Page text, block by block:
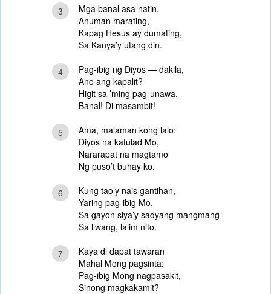
3
Mga banal asa natin,
Anuman marating,
Kapag Hesus ay dumating,
Sa Kanya’y utang din.
4
Pag-ibig ng Diyos — dakila,
Ano ang kapalit?
Higit sa ’ming pag-unawa,
Banal! Di masambit!
5
Ama, malaman kong lalo:
Diyos na katulad Mo,
Nararapat na magtamo
Ng puso’t buhay ko.
6
Kung tao’y nais gantihan,
Yaring pag-ibig Mo,
Sa gayon siya’y sadyang mangmang
Sa l’wang, lalim nito.
7
Kaya di dapat tawaran
Mahal Mong pagsinta:
Pag-ibig Mong nagpasakit,
Sinong magkakamit?